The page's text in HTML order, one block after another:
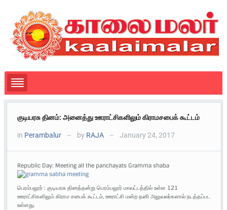
குடியரசு தினம்: அனைத்து ஊராட்சிகளிலும் கிராமசபைக் கூட்டம்
in Perambalur — by RAJA — January 24, 2017
Republic Day: Meeting all the panchayats Gramma shaba
பெரம்பலூர் : குடியரசு தினத்தன்று பெரம்பலூர் மாவட்டத்தில் உள்ள 121
ஊராட்சிகளிலும் கிராம சபைக் கூட்டம், ஊராட்சி மன்ற தனி அலுவலர்களால் நடத்தப்பட
உள்ளது.